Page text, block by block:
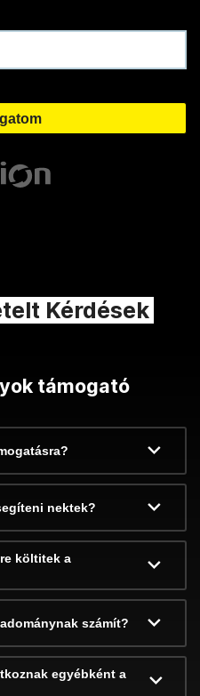
Kérdések
támogató
nektek?
költitek a
számít?
egyébként a